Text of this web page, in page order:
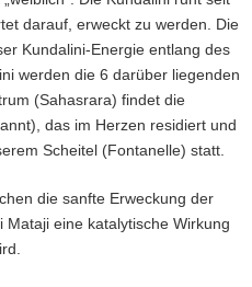
darauf, erweckt zu werden. Die
Kundalini-Energie entlang des
werden die 6 darüber liegenden
(Sahasrara) findet die
das im Herzen residiert und
Scheitel (Fontanelle) statt.
die sanfte Erweckung der
eine katalytische Wirkung